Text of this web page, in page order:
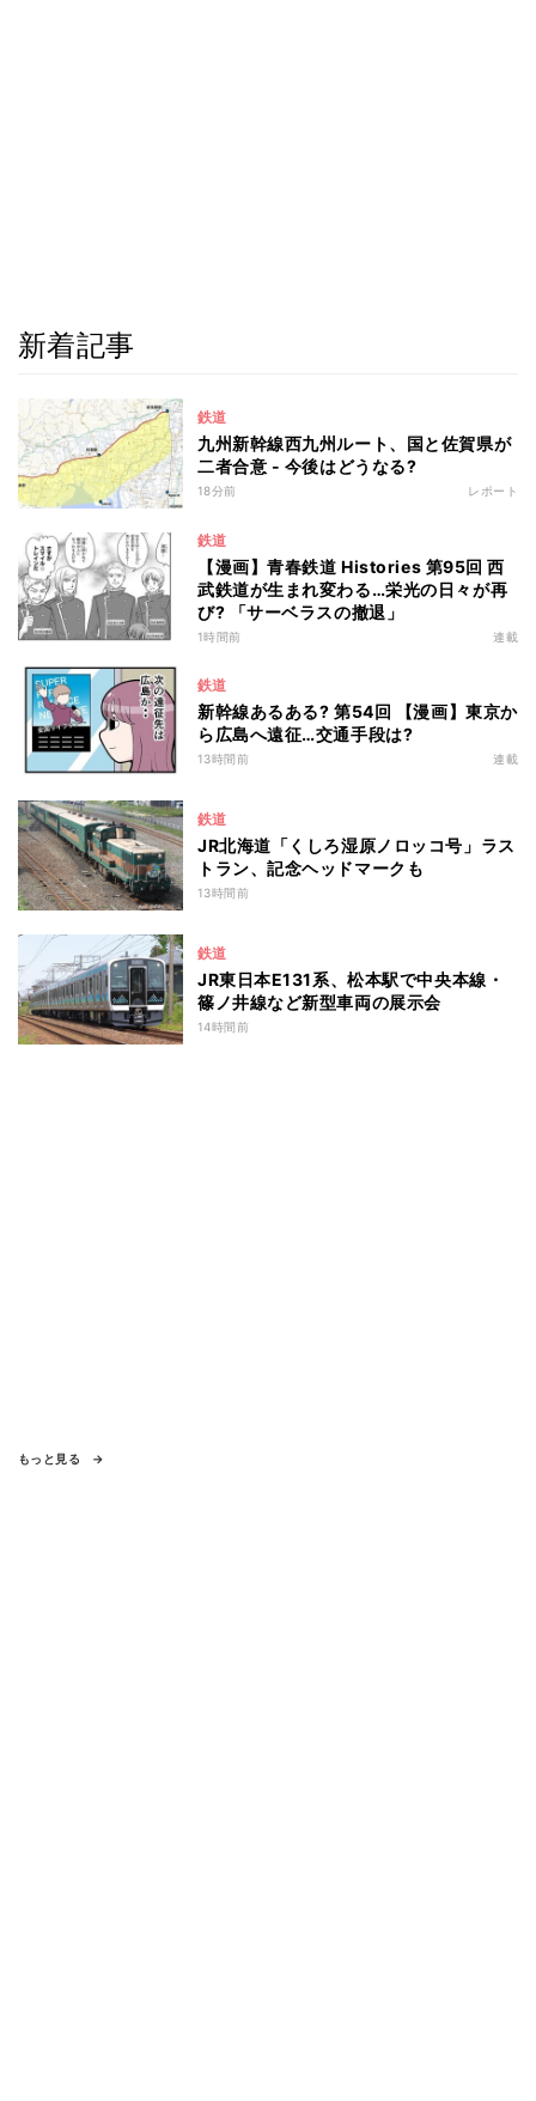
新着記事
鉄道
九州新幹線西九州ルート、国と佐賀県が
二者合意 - 今後はどうなる?
18分前 レポート
鉄道
【漫画】青春鉄道 Histories 第95回 西
武鉄道が生まれ変わる…栄光の日々が再
び? 「サーベラスの撤退」
1時間前 連載
鉄道
新幹線あるある? 第54回 【漫画】東京か
ら広島へ遠征…交通手段は?
13時間前 連載
鉄道
JR北海道「くしろ湿原ノロッコ号」ラス
トラン、記念ヘッドマークも
13時間前
鉄道
JR東日本E131系、松本駅で中央本線・
篠ノ井線など新型車両の展示会
14時間前
もっと見る